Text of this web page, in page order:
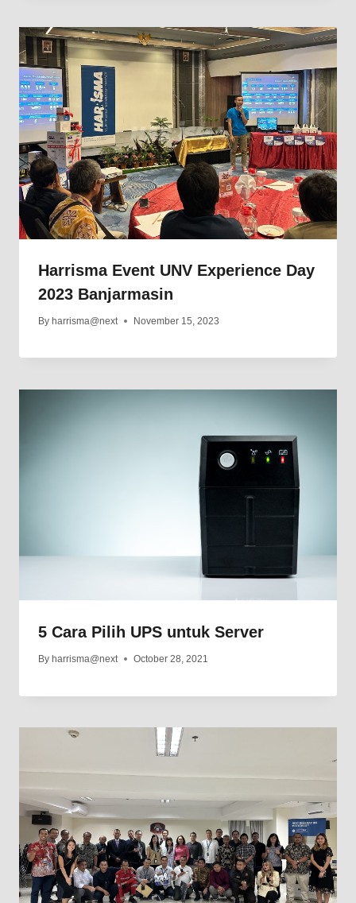
Harrisma Event UNV Experience Day
2023 Banjarmasin
By harrisma@next November 15, 2023
5 Cara Pilih UPS untuk Server
By harrisma@next October 28, 2021